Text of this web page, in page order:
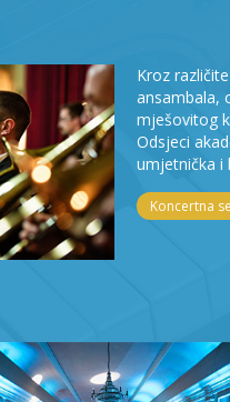
Kroz
ansambala,
mješovitog
Odsjeci
umjetnička i
Koncertna